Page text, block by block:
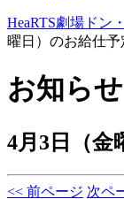
HeaRTS劇場ドン
曜日）のお給仕予
お知らせ
4月3日（金
<< 前ページ 次ペ